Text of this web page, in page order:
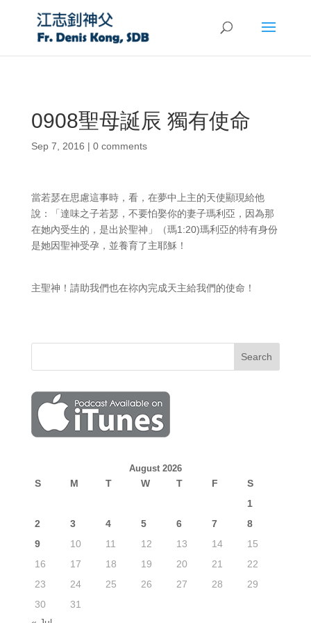
0908聖母誕辰 獨有使命
Sep 7, 2016 | 0 comments
當若瑟在思慮這事時，看，在夢中上主的天使顯現給他
說：「達味之子若瑟，不要怕娶你的妻子瑪利亞，因為那
在她內受生的，是出於聖神」（瑪1:20)瑪利亞的特有身份
是她因聖神受孕，並養育了主耶穌！
主聖神！請助我們也在祢內完成天主給我們的使命！
August 2026
S M T W T F
S
1
2
3 4 5 6 7
8
9
10 11 12 13 14
15
16
17 18 19 20 21
22
23
24 25 26 27 28
29
30
31